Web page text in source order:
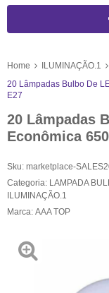
Home ILUMINAÇÃO.1
20 Lâmpadas Bulbo De
E27
20 Lâmpadas
Econômica
Sku: marketplace-
Categoria: LAMPADA
ILUMINAÇÃO.1
Marca: AAA TOP